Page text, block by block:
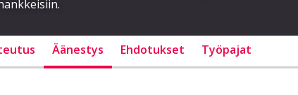
Äänestys Ehdotukset Työpajat